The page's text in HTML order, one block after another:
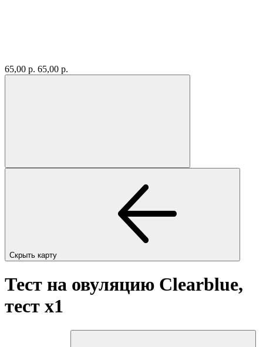
65,00 р. 65,00 р.
Скрыть карту
Тест на овуляцию Clearblue,
тест x1